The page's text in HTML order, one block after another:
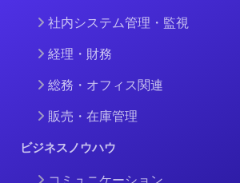
社内システム管理・監視
経理・財務
総務・オフィス関連
販売・在庫管理
ビジネスノウハウ
コミュニケーション